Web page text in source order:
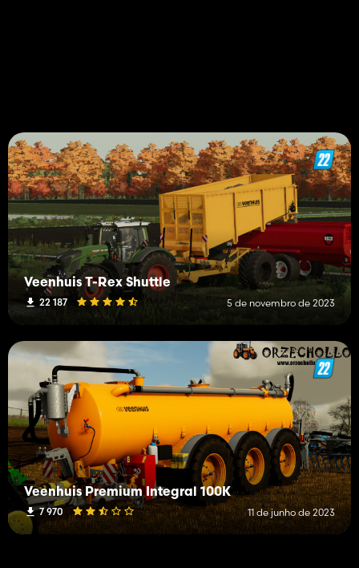
Veenhuis T-Rex Shuttle
22 187 5 de novembro de 2023
Veenhuis Premium Integral 100K
7 970 11 de junho de 2023